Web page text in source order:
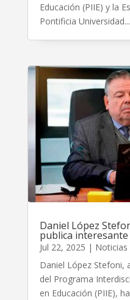
Educación (PIIE) y la
Pontificia Universidad...
Daniel López
publica
Jul 22, 2025 | Noticias
Daniel López Stefoni,
del Programa
en Educación (PIIE),